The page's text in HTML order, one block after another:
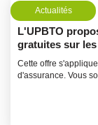
Actualités
L'UPBTO
gratuites sur
Cette offre
d'assurance. Vous